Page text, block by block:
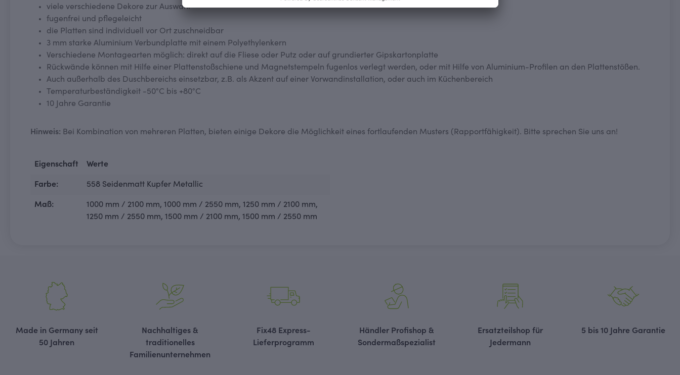
viele verschiedene Dekore zur Auswahl
fugenfrei und pflegeleicht
die Platten sind individuell vor Ort zuschneidbar
3 mm starke Aluminium Verbundplatte mit einem Polyethylenkern
Verschiedene Montagearten möglich: direkt auf die Fliese oder Putz oder auf grundierter Gipskartonplatte
Rückwände können mit Hilfe einer Plattenstoßschiene und Magnetstempeln fugenlos verlegt werden, oder mit Hilfe von Aluminium-Profilen an den Plattenstößen.
Auch außerhalb des Duschbereichs einsetzbar, z.B. als Akzent auf einer Vorwandinstallation, oder auch im Küchenbereich
Temperaturbeständigkeit -50°C bis +80°C
10 Jahre Garantie
Hinweis: Bei Kombination von mehreren Platten, bieten einige Dekore die Möglichkeit eines fortlaufenden Musters (Rapportfähigkeit). Bitte sprechen Sie uns an!
Eigenschaft Werte
Farbe: 558 Seidenmatt Kupfer Metallic
Maß: 1000 mm / 2100 mm, 1000 mm / 2550 mm, 1250 mm / 2100 mm,
1250 mm / 2550 mm, 1500 mm / 2100 mm, 1500 mm / 2550 mm
Made in Germany seit
50 Jahren
Nachhaltiges &
traditionelles
Familienunternehmen
Fix48 Express-
Lieferprogramm
Händler Profishop &
Sondermaßspezialist
Ersatzteilshop für
Jedermann
5 bis 10 Jahre Garantie